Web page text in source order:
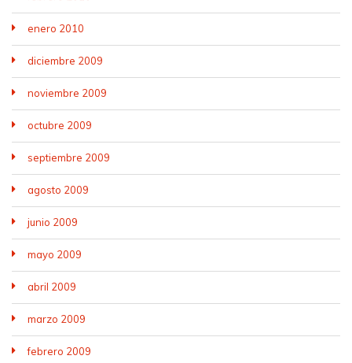
enero 2010
diciembre 2009
noviembre 2009
octubre 2009
septiembre 2009
agosto 2009
junio 2009
mayo 2009
abril 2009
marzo 2009
febrero 2009